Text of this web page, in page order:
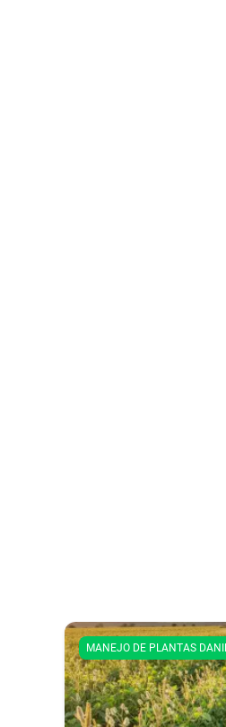
MANEJO DE PLANTAS